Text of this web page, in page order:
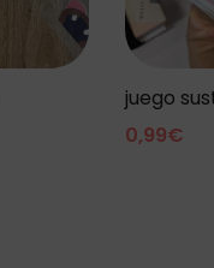
juego
0,99€